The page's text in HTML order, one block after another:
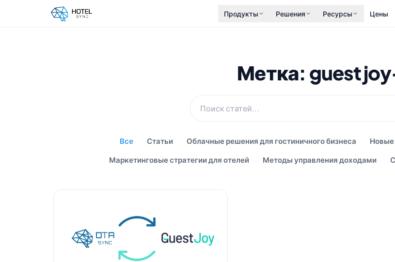
Продукты Решения Ресурсы Цены
Метка:
Все Статьи Облачные решения для гостиничного бизнеса Новые
Маркетинговые стратегии для отелей Методы управления доходами